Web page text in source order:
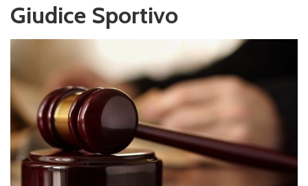
Giudice Sportivo